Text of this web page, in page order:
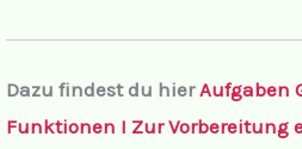
Dazu findest du hier Aufgaben
Funktionen I Zur Vorbereitung